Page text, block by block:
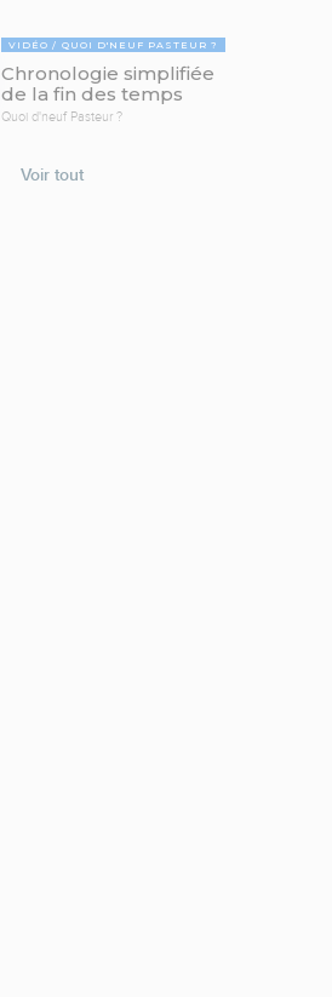
VIDÉO QUOI D'NEUF PASTEUR ?
Chronologie simplifiée
de la fin des temps
Quoi d'neuf Pasteur ?
Voir tout